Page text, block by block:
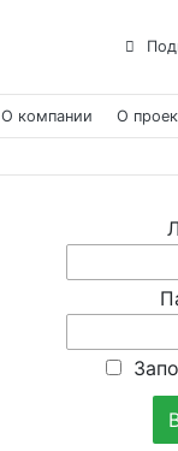
О компании О